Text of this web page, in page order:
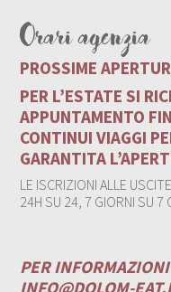
Orari agenzia
PROSSIME
PER L’ESTATE SI
APPUNTAMENTO
CONTINUI VIAGGI
GARANTITA
LE ISCRIZIONI ALLE
24H SU 24, 7 GIORNI SU 7
PER